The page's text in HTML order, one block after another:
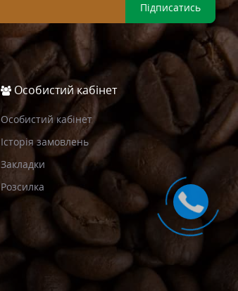
Підписатись
Особистий кабінет
Особистий кабінет
Історія замовлень
Закладки
Розсилка